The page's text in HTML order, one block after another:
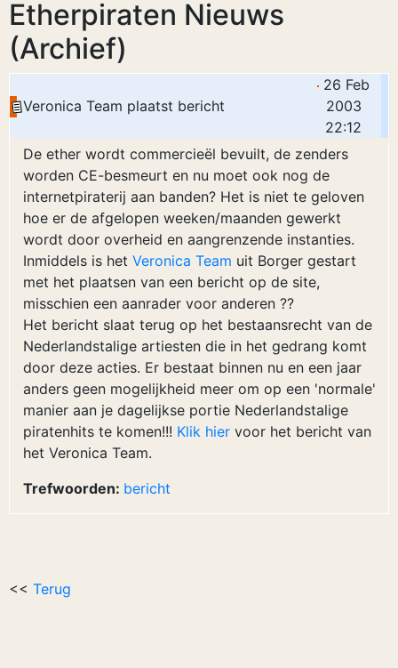
Etherpiraten Nieuws
(Archief)
Veronica Team plaatst bericht
26 Feb
2003
22:12
De ether wordt commercieël bevuilt, de zenders
worden CE-besmeurt en nu moet ook nog de
internetpiraterij aan banden? Het is niet te geloven
hoe er de afgelopen weeken/maanden gewerkt
wordt door overheid en aangrenzende instanties.
Inmiddels is het Veronica Team uit Borger gestart
met het plaatsen van een bericht op de site,
misschien een aanrader voor anderen ??
Het bericht slaat terug op het bestaansrecht van de
Nederlandstalige artiesten die in het gedrang komt
door deze acties. Er bestaat binnen nu en een jaar
anders geen mogelijkheid meer om op een 'normale'
manier aan je dagelijkse portie Nederlandstalige
piratenhits te komen!!! Klik hier voor het bericht van
het Veronica Team.
Trefwoorden: bericht
<< Terug